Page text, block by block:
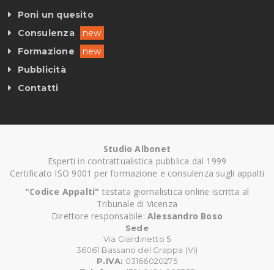
Poni un quesito
Consulenza
new
Formazione
new
Pubblicità
Contatti
Studio Albonet
Esperti in contrattualistica pubblica dal 1999
Certificato ISO 9001 per formazione e consulenza sugli appalti
"Codice Appalti" testata giornalistica online iscritta al
Tribunale di Vicenza
Direttore responsabile: Alessandro Boso
Sede
Via Giardinetto 5
36061 Bassano del Grappa (VI)
P.IVA: 03166020275